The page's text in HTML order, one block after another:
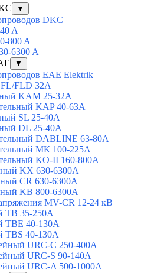
▼
DKC
A
800 A
6300 A
▼
EAE Elektrik
FLD 32A
KAM 25-32А
KAP 40-63A
SL 25-40А
DL 25-40А
DABLINE 63-80A
МК 100-225А
KO-II 160-800А
KX 630-6300А
CR 630-6300А
KB 800-6300А
MV-CR 12-24 кВ
TB 35-250A
TBE 40-130A
TBS 40-130A
URC-C 250-400A
URC-S 90-140A
URC-A 500-1000A